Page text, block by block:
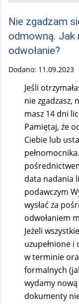
Nie zgadzam
odmowną. Jak
odwołanie?
Dodano: 11.09.2023
Jeśli
nie zgadzasz,
masz 14 dni
Pamiętaj, że
Ciebie lub
data nadania
podawczym
wysłać za
odwołaniem
Jeżeli
uzupełnione i
w terminie
formalnych
wydamy
dokumenty